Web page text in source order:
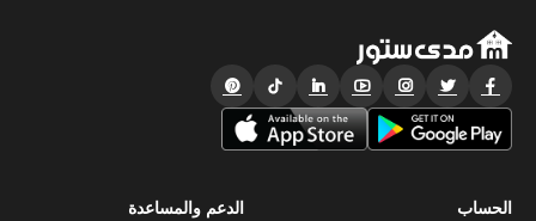
الحساب الدعم والمساعدة